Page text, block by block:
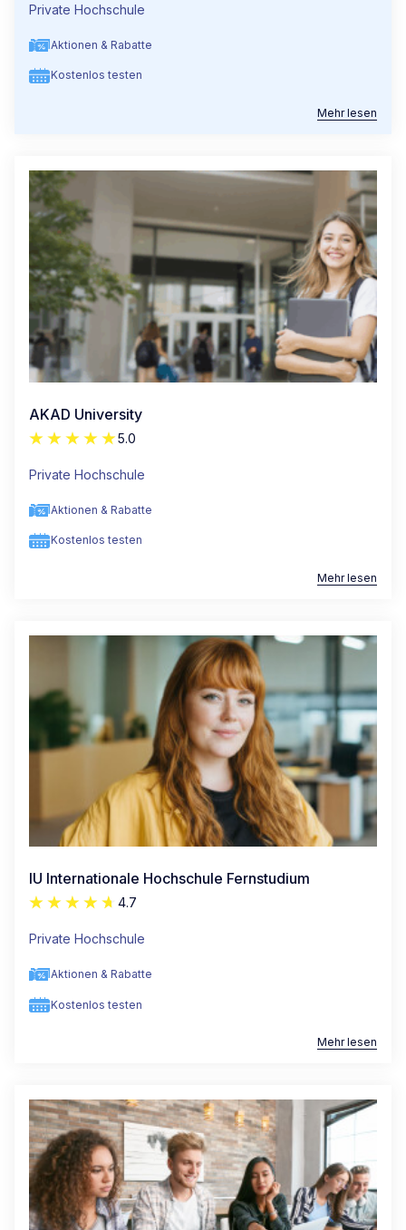
Private Hochschule
Aktionen & Rabatte
Kostenlos testen
Mehr lesen
AKAD University
5.0
Private Hochschule
Aktionen & Rabatte
Kostenlos testen
Mehr lesen
IU Internationale Hochschule Fernstudium
4.7
Private Hochschule
Aktionen & Rabatte
Kostenlos testen
Mehr lesen